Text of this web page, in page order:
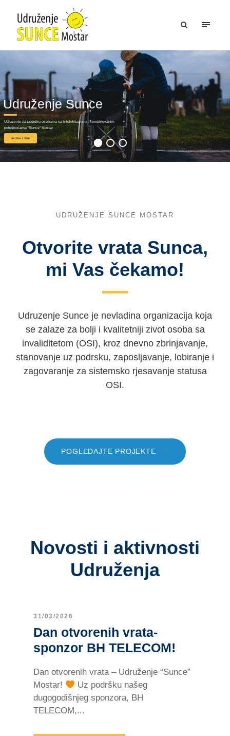
SAZNAJ VIŠE
Udruženje Sunce
Udruženje za podršku osobama sa intelektualnim i kombinovanim
poteškoćama "Sunce" Mostar
UDRUŽENJE SUNCE MOSTAR
Otvorite vrata Sunca,
mi Vas čekamo!
Udruzenje Sunce je nevladina organizacija koja
se zalaze za bolji i kvalitetniji zivot osoba sa
invaliditetom (OSI), kroz dnevno zbrinjavanje,
stanovanje uz podrsku, zaposljavanje, lobiranje i
zagovaranje za sistemsko rjesavanje statusa
OSI.
POGLEDAJTE PROJEKTE
Novosti i aktivnosti
Udruženja
31/03/2026
Dan otvorenih vrata-
sponzor BH TELECOM!
Dan otvorenih vrata – Udruženje “Sunce”
Mostar!
Uz podršku našeg
dugogodišnjeg sponzora, BH
TELECOM,...